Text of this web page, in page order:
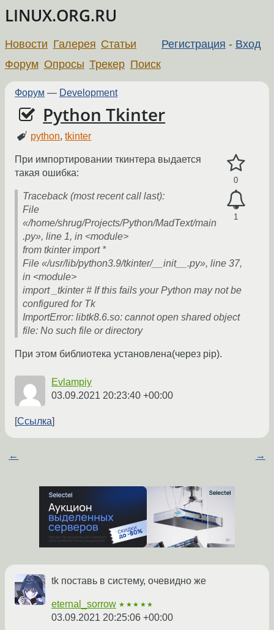
LINUX.ORG.RU
Регистрация - Вход
Новости Галерея Статьи
Форум Опросы Трекер Поиск
Форум — Development
Python Tkinter
python,tkinter
0
1
При импортировании ткинтера выдается
такая ошибка:
Traceback (most recent call last):
File
«/home/shrug/Projects/Python/MadText/main
.py», line 1, in <module>
from tkinter import *
File «/usr/lib/python3.9/tkinter/__init__.py», line 37,
in <module>
import _tkinter # If this fails your Python may not be
configured for Tk
ImportError: libtk8.6.so: cannot open shared object
file: No such file or directory
При этом библиотека установлена(через pip).
Evlampiy
03.09.2021 20:23:40 +00:00
Ссылка
← →
tk поставь в систему, очевидно же
eternal_sorrow ★★★★★
03.09.2021 20:25:06 +00:00